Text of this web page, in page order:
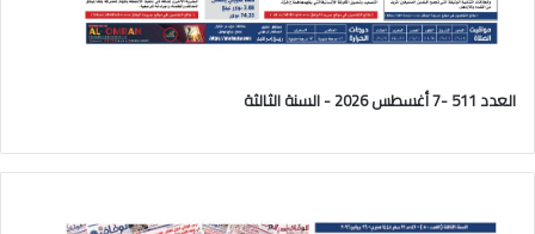
العدد 511 -7 أغسطس 2026 - السنة الثالثة